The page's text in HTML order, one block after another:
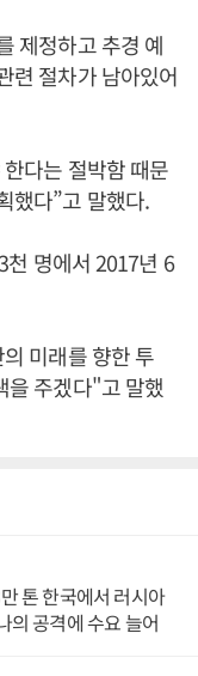
제정하고 추경 예
련 절차가 남아있어
다는 절박함 때문
했다”고 말했다.
명에서 2017년 6
미래를 향한 투
을 주겠다"고 말했
톤 한국에서 러시아
의 공격에 수요 늘어